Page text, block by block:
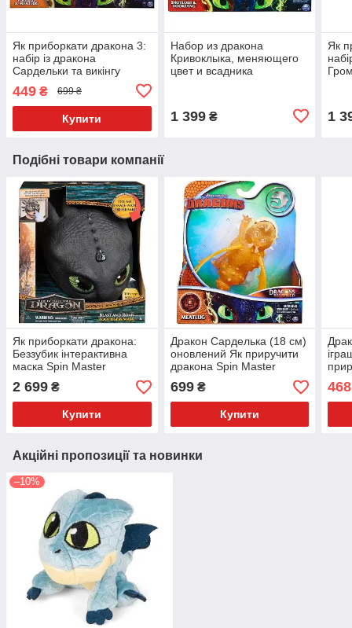
Як приборкати дракона 3:
набір із дракона
Сардельки та викінгу
Master
449 ₴ 699 ₴
Купити
Набор из дракона
Кривоклыка, меняющего
цвет и всадника
1 399₴
Як
1
Подібні товари компанії
Як приборкати дракона:
Беззубик інтерактивна
маска Spin Master
2 699 ₴
Купити
Дракон Сарделька (18 см)
оновлений Як приручити
дракона Spin Master
699₴
Купити
468
Акційні пропозиції та новинки
–10%